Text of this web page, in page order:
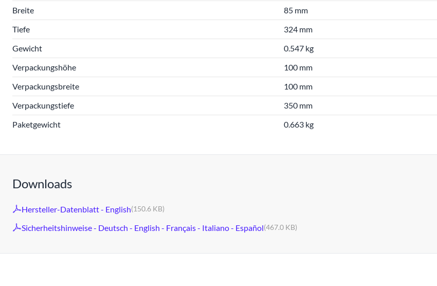
Breite
85 mm
Tiefe
324 mm
Gewicht
0.547 kg
Verpackungshöhe
100 mm
Verpackungsbreite
100 mm
Verpackungstiefe
350 mm
Paketgewicht
0.663 kg
Downloads
Hersteller-Datenblatt - English(150.6 KB)
Sicherheitshinweise - Deutsch - English - Français - Italiano - Español(467.0 KB)